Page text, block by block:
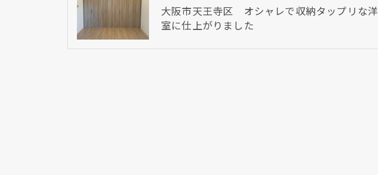
大阪市天王寺区 オシャレで収納タップリな洋
室に仕上がりました